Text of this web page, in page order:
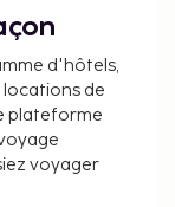
les
séjour
d'hôtels,
locations de
plateforme
voyager